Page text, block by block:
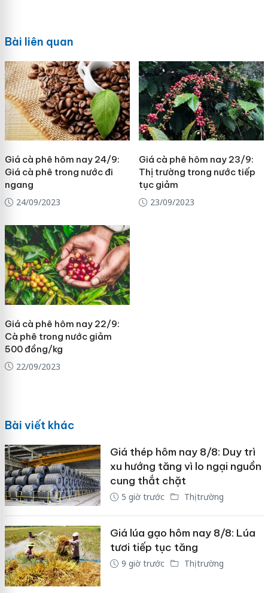
Bài liên quan
Giá cà phê hôm nay 24/9:
Giá cà phê trong nước đi
ngang
24/09/2023
Giá cà phê hôm nay 23/9:
Thị trường trong nước tiếp
tục giảm
23/09/2023
Giá cà phê hôm nay 22/9:
Cà phê trong nước giảm
500 đồng/kg
22/09/2023
Bài viết khác
Giá thép hôm nay 8/8: Duy trì
xu hướng tăng vì lo ngại nguồn
cung thắt chặt
5 giờ trước Thị trường
Giá lúa gạo hôm nay 8/8: Lúa
tươi tiếp tục tăng
9 giờ trước Thị trường